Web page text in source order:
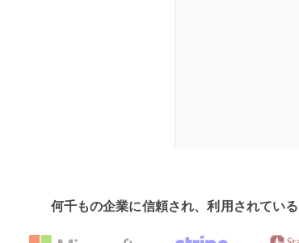
何千もの企業に信頼され、利用されている